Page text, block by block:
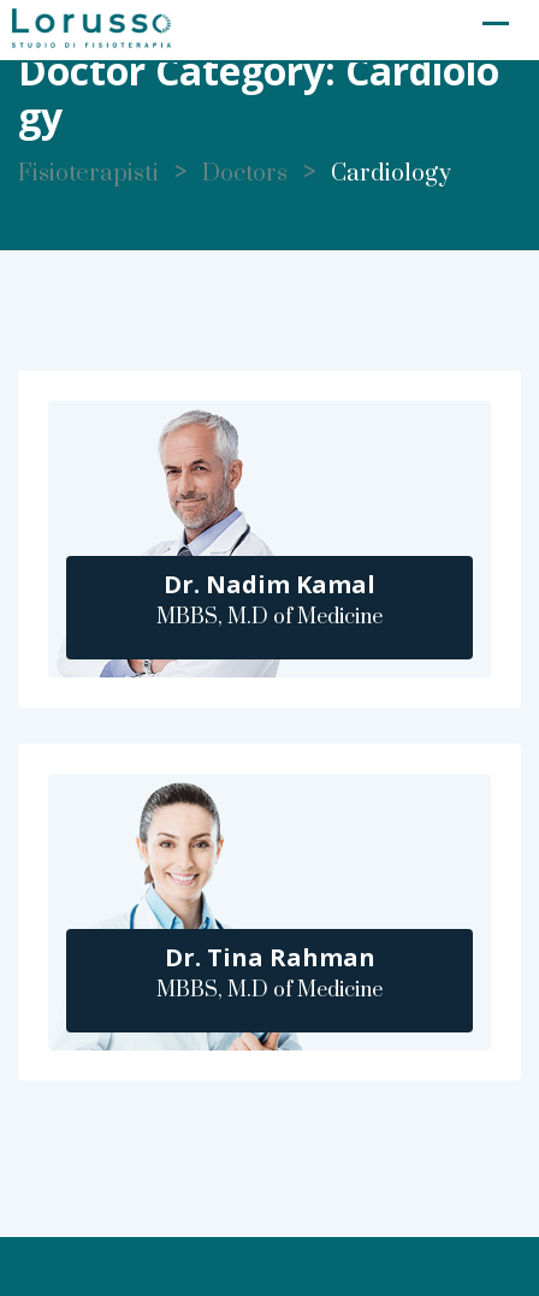
Skip
to
content
Doctor Category:Cardiolo
Gy
Fisioterapisti > Doctors > Cardiology
Dr. Nadim Kamal
MBBS, M.D of Medicine
Dr. Tina Rahman
MBBS, M.D of Medicine